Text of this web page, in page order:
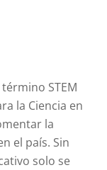
STEM
la Ciencia en
la
el país. Sin
solo se